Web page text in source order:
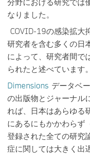
なりました。
COVID-19の感染拡大
研究者を含む多くの日
によって、研究者間で
られたと述べています
Dimensions データベ
の出版物とジャーナル
れば、日本はあらゆる
にあるにもかかわら
登録された全ての研究
症に関しては大きく出